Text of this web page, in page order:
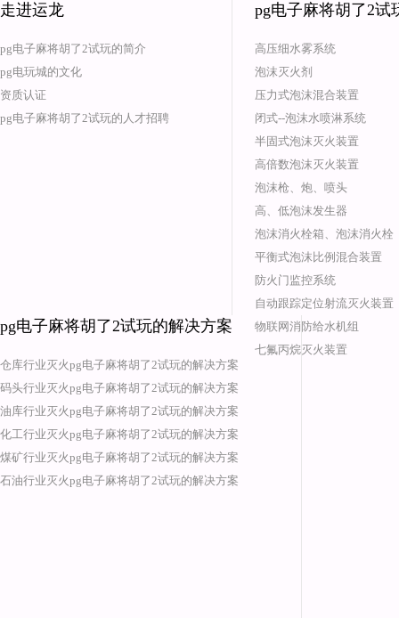
走进运龙
pg电子麻将胡了2试玩的简介
pg电玩城的文化
资质认证
pg电子麻将胡了2试玩的人才招聘
pg电子麻将胡了2试
高压细水雾系统
泡沫灭火剂
压力式泡沫混合装置
闭式--泡沫水喷淋系统
半固式泡沫灭火装置
高倍数泡沫灭火装置
泡沫枪、炮、喷头
高、低泡沫发生器
泡沫消火栓箱、泡沫消火栓
平衡式泡沫比例混合装置
防火门监控系统
自动跟踪定位射流灭火装置
物联网消防给水机组
七氟丙烷灭火装置
pg电子麻将胡了2试玩的解决方案
仓库行业灭火pg电子麻将胡了2试玩的解决方案
码头行业灭火pg电子麻将胡了2试玩的解决方案
油库行业灭火pg电子麻将胡了2试玩的解决方案
化工行业灭火pg电子麻将胡了2试玩的解决方案
煤矿行业灭火pg电子麻将胡了2试玩的解决方案
石油行业灭火pg电子麻将胡了2试玩的解决方案